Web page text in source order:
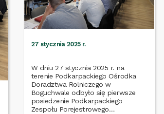
27 stycznia 2025 r.
W dniu 27 stycznia 2025 r. na
terenie Podkarpackiego Ośrodka
Doradztwa Rolniczego w
Boguchwale odbyło się pierwsze
posiedzenie Podkarpackiego
Zespołu Porejestrowego